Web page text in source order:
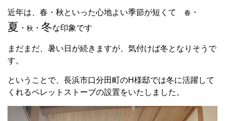
近年は、春・秋といった心地よい季節が短くて 春 ・
夏 ・ 秋 ・ 冬な印象です
まだまだ、暑い日が続きますが、気付けば冬となりそうで
す。
ということで、長浜市口分田町のH様邸では冬に活躍して
くれるペレットストーブの設置をいたしました。